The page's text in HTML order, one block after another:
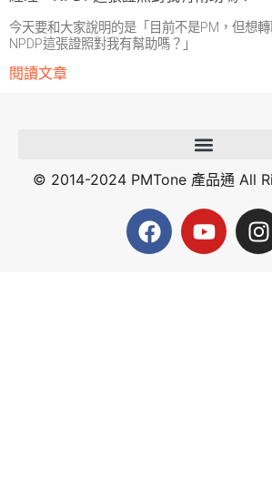
今天要和大家說明的是「目前不是PM，但想轉
NPDP這張證照對我有幫助嗎？」
閱讀文章
© 2014-2024 PMTone 產品通 All